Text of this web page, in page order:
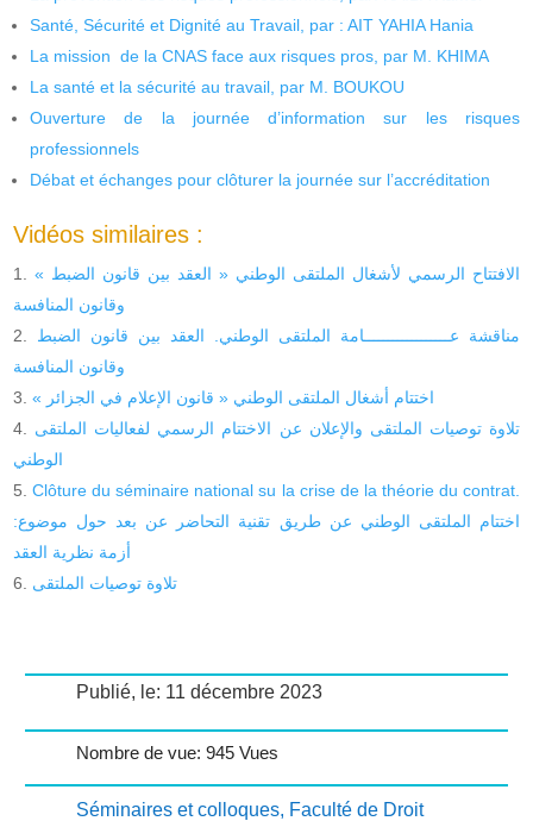
Santé, Sécurité et Dignité au Travail, par : AIT YAHIA Hania
La mission de la CNAS face aux risques pros, par M. KHIMA
La santé et la sécurité au travail, par M. BOUKOU
Ouverture de la journée d’information sur les risques
professionnels
Débat et échanges pour clôturer la journée sur l’accréditation
Vidéos similaires :
« الافتتاح الرسمي لأشغال الملتقى الوطني « العقد بين قانون الضبط
وقانون المنافسة
مناقشة عــــــــــــــــــامة الملتقى الوطني. العقد بين قانون الضبط
وقانون المنافسة
« اختتام أشغال الملتقى الوطني « قانون الإعلام في الجزائر
تلاوة توصيات الملتقى والإعلان عن الاختتام الرسمي لفعاليات الملتقى
الوطني
Clôture du séminaire national su la crise de la théorie du contrat.
اختتام الملتقى الوطني عن طريق تقنية التحاضر عن بعد حول موضوع:
أزمة نظرية العقد
تلاوة توصيات الملتقى
Publié, le: 11 décembre 2023
Nombre de vue: 945 Vues
Séminaires et colloques, Faculté de Droit